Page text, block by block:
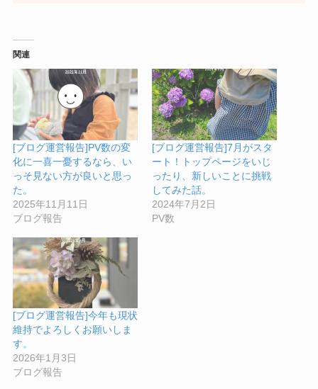
関連
[ブログ運営報告]PV数の変
化に一喜一憂するなら、い
っそ見ない方が良いと思っ
た。
2025年11月11日
ブログ報告
[ブログ運営報告]7月がスタ
ート！トップページをいじ
ったり、新しいことに挑戦
してみた話。
2024年7月2日
PV数
[ブログ運営報告]今年も現状
維持でよろしくお願いしま
す。
2026年1月3日
ブログ報告